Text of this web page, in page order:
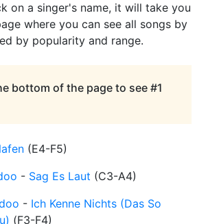
on a singer's name, it will take you
where you can see all songs by
by popularity and range.
bottom of the page to see #1
(E4-F5)
- Sag Es Laut (C3-A4)
- Ich Kenne Nichts (Das So
(F3-F4)